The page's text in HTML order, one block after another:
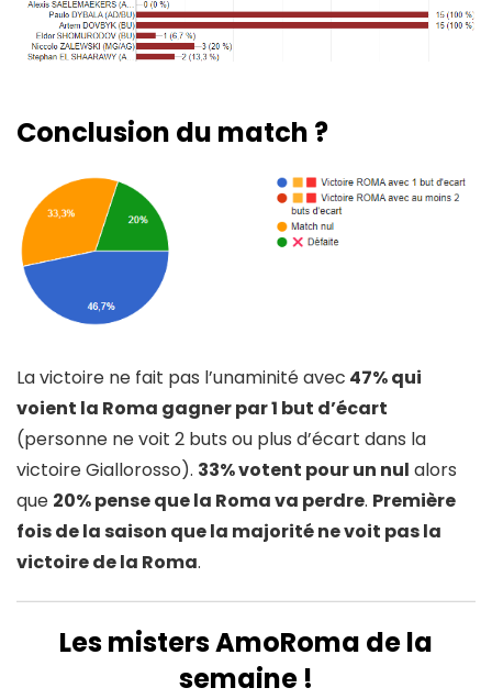
Conclusion du match ?
La victoire ne fait pas l’unaminité avec 47% qui
voient la Roma gagner par 1 but d’écart
(personne ne voit 2 buts ou plus d’écart dans la
victoire Giallorosso). 33% votent pour un nul alors
que 20% pense que la Roma va perdre. Première
fois de la saison que la majorité ne voit pas la
victoire de la Roma.
Les misters AmoRoma de la
semaine !